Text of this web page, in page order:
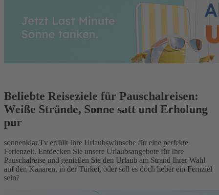
Beliebte Reiseziele für Pauschalreisen:
Weiße Strände, Sonne satt und Erholung
pur
sonnenklar.Tv erfüllt Ihre Urlaubswünsche für eine perfekte
Ferienzeit. Entdecken Sie unsere Urlaubsangebote für Ihre
Pauschalreise und genießen Sie den Urlaub am Strand Ihrer Wahl
auf den Kanaren, in der Türkei, oder soll es doch lieber ein Fernziel
sein?